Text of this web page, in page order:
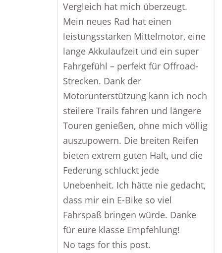
Vergleich hat mich überzeugt.
Mein neues Rad hat einen
leistungsstarken Mittelmotor, eine
lange Akkulaufzeit und ein super
Fahrgefühl – perfekt für Offroad-
Strecken. Dank der
Motorunterstützung kann ich noch
steilere Trails fahren und längere
Touren genießen, ohne mich völlig
auszupowern. Die breiten Reifen
bieten extrem guten Halt, und die
Federung schluckt jede
Unebenheit. Ich hätte nie gedacht,
dass mir ein E-Bike so viel
Fahrspaß bringen würde. Danke
für eure klasse Empfehlung!
No tags for this post.